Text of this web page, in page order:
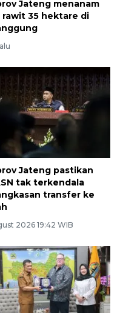
Jateng menanam
rawit 35 hektare di
Jateng pastikan
tak terkendala
transfer ke
2026 19:42 WIB